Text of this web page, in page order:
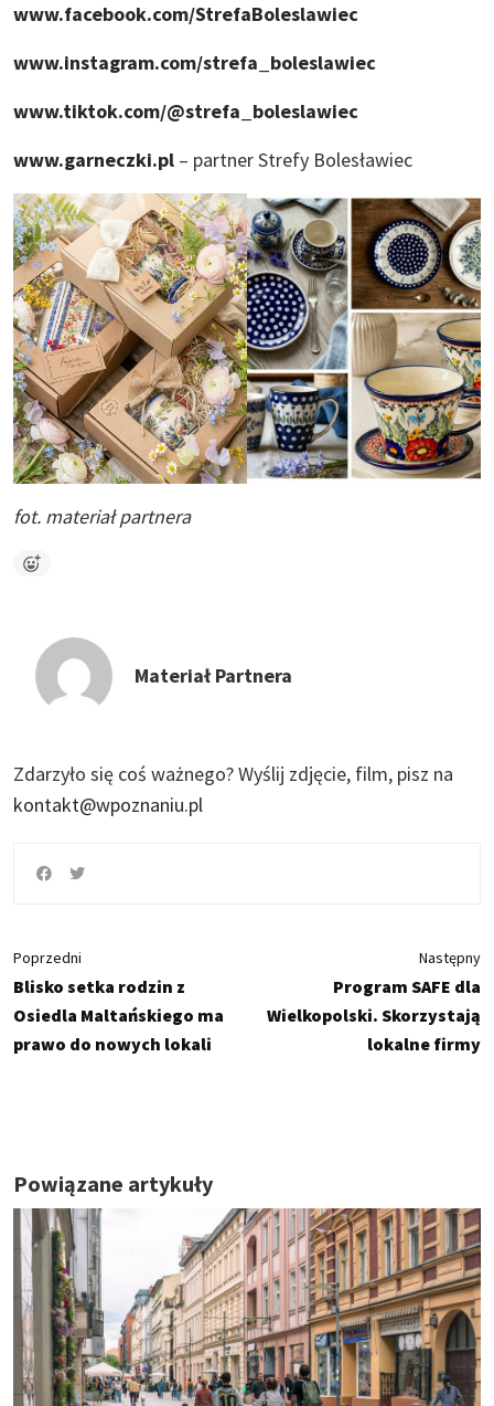
www.facebook.com/StrefaBoleslawiec
www.instagram.com/strefa_boleslawiec
www.tiktok.com/@strefa_boleslawiec
www.garneczki.pl – partner Strefy Bolesławiec
fot. materiał partnera
Materiał Partnera
Zdarzyło się coś ważnego?Wyślij zdjęcie, film, pisz na
kontakt@wpoznaniu.pl
Poprzedni
Blisko setka rodzin z
Osiedla Maltańskiego ma
prawo do nowych lokali
Następny
Program SAFE dla
Wielkopolski. Skorzystają
lokalne firmy
Powiązane artykuły